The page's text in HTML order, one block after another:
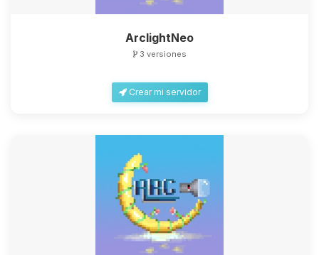
ArclightNeo
3 versiones
Crear mi servidor